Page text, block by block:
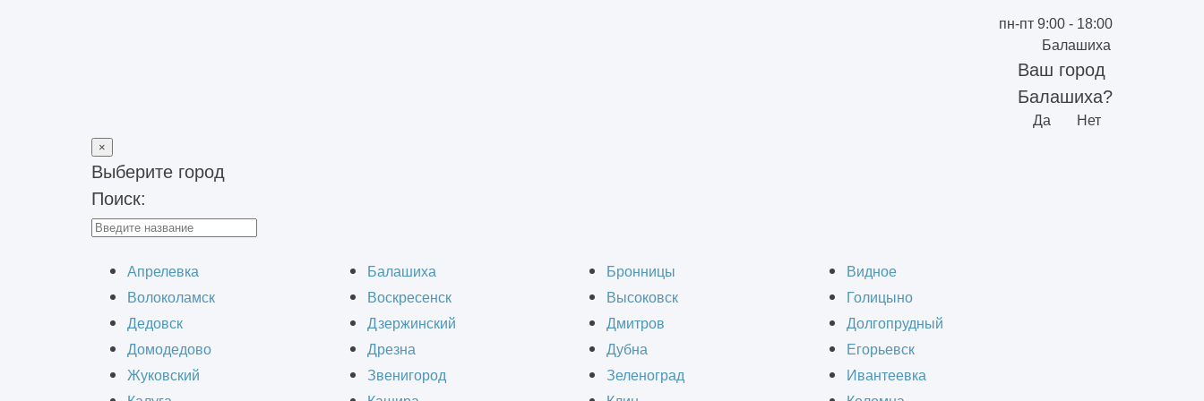
пн-пт 9:00 - 18:00
Балашиха
Ваш город
Балашиха?
Да Нет
×
Выберите город
Поиск:
Апрелевка Балашиха Бронницы
Видное
Волоколамск
Воскресенск Высоковск
Голицыно
Дедовск
Дзержинский Дмитров
Долгопрудный
Домодедово
Дрезна Дубна
Егорьевск
Жуковский
Звенигород Зеленоград
Ивантеевка
Главная>Строительно-монтажные работы
Монтаж оборудования систем вентиляции в Балашихе